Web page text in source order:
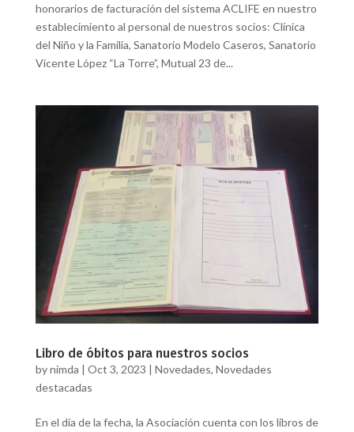
honorarios de facturación del sistema ACLIFE en nuestro
establecimiento al personal de nuestros socios: Clínica
del Niño y la Familia, Sanatorio Modelo Caseros, Sanatorio
Vicente López “La Torre”, Mutual 23 de...
Libro de óbitos para nuestros socios
bynimda | Oct 3, 2023 | Novedades, Novedades
destacadas
En el día de la fecha, la Asociación cuenta con los libros de